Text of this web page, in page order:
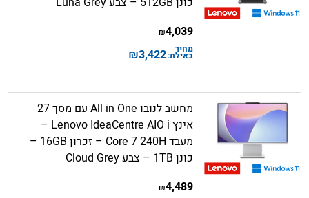
4,039
₪
מחיר
באילת:3,422
₪
מחשב לנובו All in One עם מסך 27
אינץ Lenovo IdeaCentre AIO i –
מעבד Core 7 240H – זכרון 16GB –
כונן 1TB – צבע Cloud Grey
4,489
₪